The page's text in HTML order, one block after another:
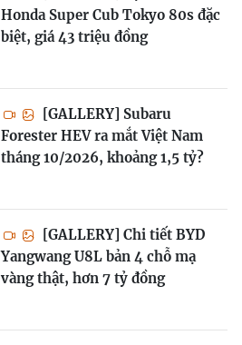
Honda Super Cub Tokyo 80s đặc
biệt, giá 43 triệu đồng
[GALLERY] Subaru
Forester HEV ra mắt Việt Nam
tháng 10/2026, khoảng 1,5 tỷ?
[GALLERY] Chi tiết BYD
Yangwang U8L bản 4 chỗ mạ
vàng thật, hơn 7 tỷ đồng